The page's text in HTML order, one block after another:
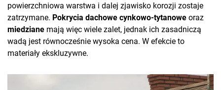
powierzchniowa warstwa i dalej zjawisko korozji zostaje
zatrzymane. Pokrycia dachowe cynkowo-tytanowe oraz
miedziane mają więc wiele zalet, jednak ich zasadniczą
wadą jest równocześnie wysoka cena. W efekcie to
materiały ekskluzywne.